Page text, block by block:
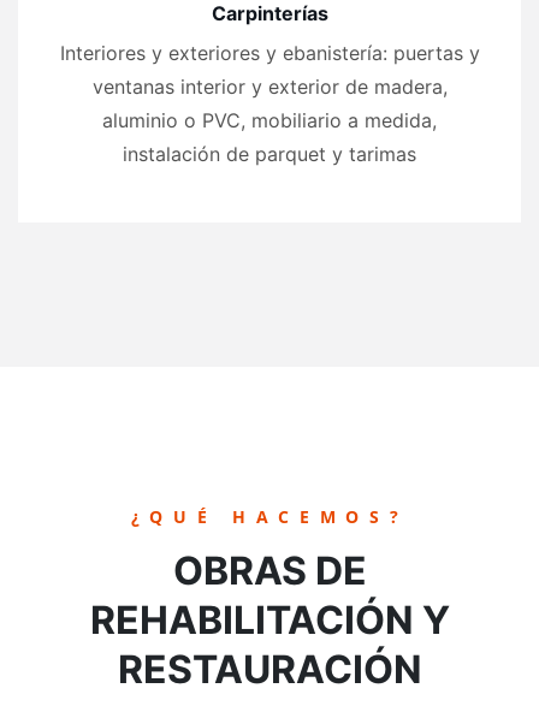
Carpinterías
Interiores y exteriores y ebanistería: puertas y
ventanas interior y exterior de madera,
aluminio o PVC, mobiliario a medida,
instalación de parquet y tarimas
¿QUÉ HACEMOS?
OBRAS DE
REHABILITACIÓN Y
RESTAURACIÓN